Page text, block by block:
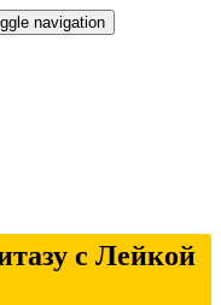
navigation
с Лейкой